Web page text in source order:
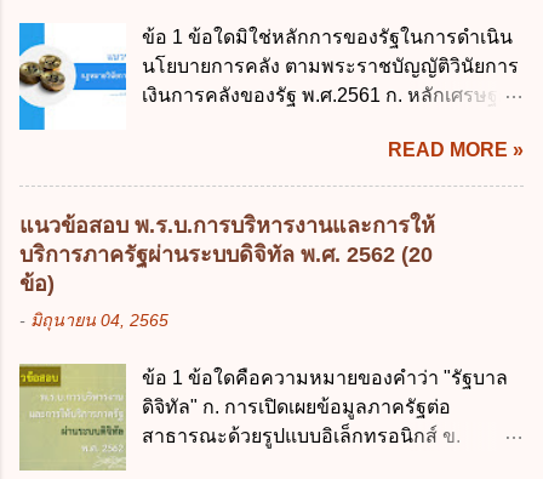
พ.ศ. 2544 4. ประกาศของคณะปฏิวัติ ฉบับที่
203 ลงวันที่ 31 สิงหาคม 2515 ข้อ 3. ข้อใดไม่
ถูกต้อง 1. นายกรัฐมนตรีมีอำนาจออกกฎเพื่อ
ประมาณ พ.ศ. 2561 2. นายกรัฐมนตรีเป็นผู้
รักษาการตามพระราช บัญญัติวิธีการงบ
ประมาณ พ.ศ. 2561 3. รัฐมนตรีว่าการ
กระทรวงการคลัง เป็นผู้รักษาการตามพระ
โปร่งใสและตรวจสอบได้ ข้อ 4. พระราช
บัญญัติวิธีการงบประมาณ พ.ศ. 2561 บัญญัติ
ให้การบริหา...
ข้อ 1 ข้อใดมิใช่หลักการของรัฐในการดำเนิน
นโยบายการคลัง ตามพระราชบัญญัติวินัยการ
เงินการคลังของรัฐ พ.ศ.2561 ก. หลักเศรษฐกิจ
เศรษฐกิจ ค. หลักการพัฒนาทางเศรษฐกิจ
อย่างยั่งยืน ง. หลักความเป็นธรรมในสังคม ข้อ
2 สัดส่วนหนี้สาธารณะต่อผลิตภัณฑ์มวลรวม
ในประเทศเพื่อใช้เป็นกรอบในการบริหารหนี้
สาธารณะเป็นไปตามข้อใด ก. ไม่เกินร้อยละ 5
เกินร้อยละ 60 ข้อ 3 กฎหมายว่าด้วยวินัยการ
กฎหมายที่ให้จัดเก็บภาษีอากรหรือค่า
ธรรมเนียมเพิ่มขึ้นจากที่กำหนดไว้ในกฎหมาย
เพื่อการนำไปใช้จ่ายตามวัตถุประสงค์หรือเพื่อ
READ MORE »
แนวข้อสอบ พ.ร.บ.การบริหารงานและการให้
บริการภาครัฐผ่านระบบดิจิทัล พ.ศ. 2562 (20
ข้อ)
- มิถุนายน 04, 2565
ข้อ 1 ข้อใดคือความหมายของคำว่า "รัฐบาล
ดิจิทัล" ก. การเปิดเผยข้อมูลภาครัฐต่อ
สาธารณะด้วยรูปแบบอิเล็กทรอนิกส์ ข.